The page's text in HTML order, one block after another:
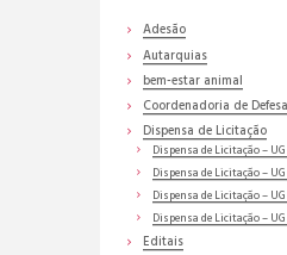
Adesão
Autarquias
bem-estar animal
Coordenadoria de
Dispensa de Licitação
Dispensa de Licitação –
Dispensa de Licitação –
Dispensa de Licitação –
Dispensa de Licitação –
Editais